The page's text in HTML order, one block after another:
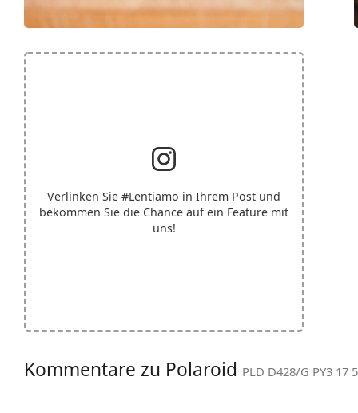
Verlinken Sie #Lentiamo in Ihrem Post und
bekommen Sie die Chance auf ein Feature mit
uns!
Kommentare zu Polaroid PLD D428/G PY3 17